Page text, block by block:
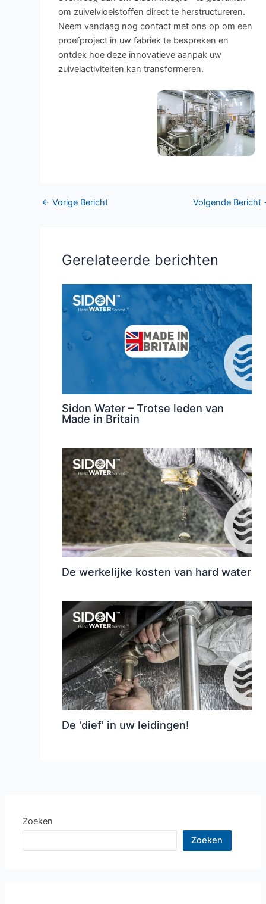
om zuivelvloeistoffen direct te herstructureren.
Neem vandaag nog contact met ons op om een
proefproject in uw fabriek te bespreken en
ontdek hoe deze innovatieve aanpak uw
zuivelactiviteiten kan transformeren.
← Vorige Bericht Volgende Bericht
Gerelateerde berichten
Sidon Water – Trotse leden van
Made in Britain
De werkelijke kosten van hard water
De 'dief' in uw leidingen!
Zoeken
Zoeken